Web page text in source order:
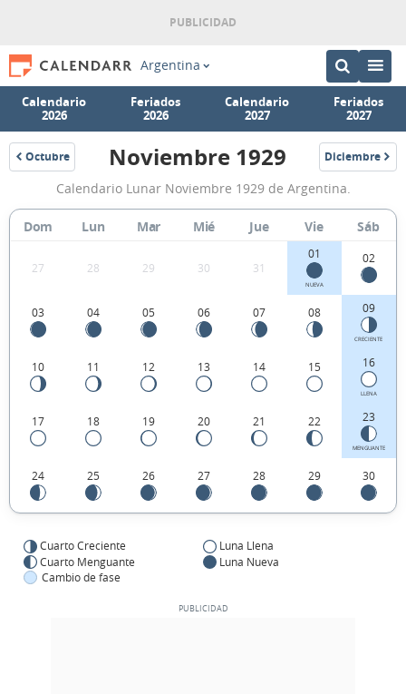
Argentina
Calendario
2026
Feriados
2026
Calendario
2027
Feriados
2027
Octubre
1929
Calendario
Lunar
Noviembre
Argentina.
Noviembre 1929 Diciembre
1929
Calendario Lunar Noviembre 1929 de Argentina.
Dom Lun Mar Mié Jue Vie Sáb
27 28 29 30 31
01
NUEVA
02
03 04 05 06 07 08 09
CRECIENTE
10 11 12 13 14 15 16
LLENA
17 18 19 20 21 22 23
MENGUANTE
24 25 26 27 28 29 30
Cuarto Creciente
Luna Llena
Cuarto Menguante
Luna Nueva
Cambio de fase